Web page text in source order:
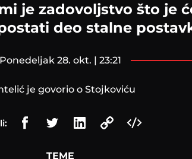
je zadovoljstvo što je
deo stalne
ponedeljak 28. okt. | 23:21
je govorio o Stojkoviću
TEME